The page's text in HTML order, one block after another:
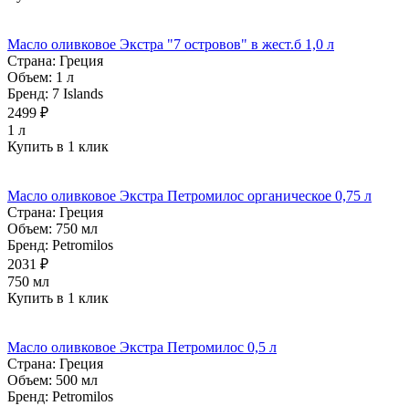
Масло оливковое Экстра "7 островов" в жест.б 1,0 л
Страна: Греция
Объем: 1 л
Бренд: 7 Islands
2499 ₽
1 л
Купить в 1 клик
Масло оливковое Экстра Петромилос органическое 0,75 л
Страна: Греция
Объем: 750 мл
Бренд: Petromilos
2031 ₽
750 мл
Купить в 1 клик
Масло оливковое Экстра Петромилос 0,5 л
Страна: Греция
Объем: 500 мл
Бренд: Petromilos